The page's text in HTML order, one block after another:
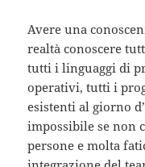
Avere una
realtà conoscere
tutti i linguaggi di
operativi, tutti i
esistenti al giorno
impossibile se non
persone e molta